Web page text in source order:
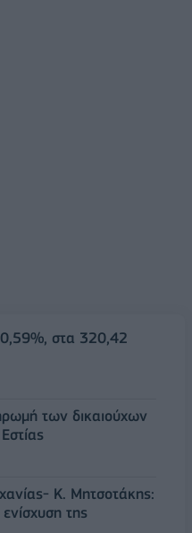
0,59%, στα 320,42
των δικαιούχων
Κ. Μητσοτάκης:
της